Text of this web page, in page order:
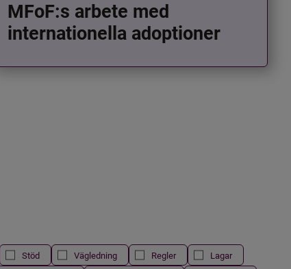
MFoF:s arbete med
internationella adoptioner
Stöd Vägledning Regler
Lagar